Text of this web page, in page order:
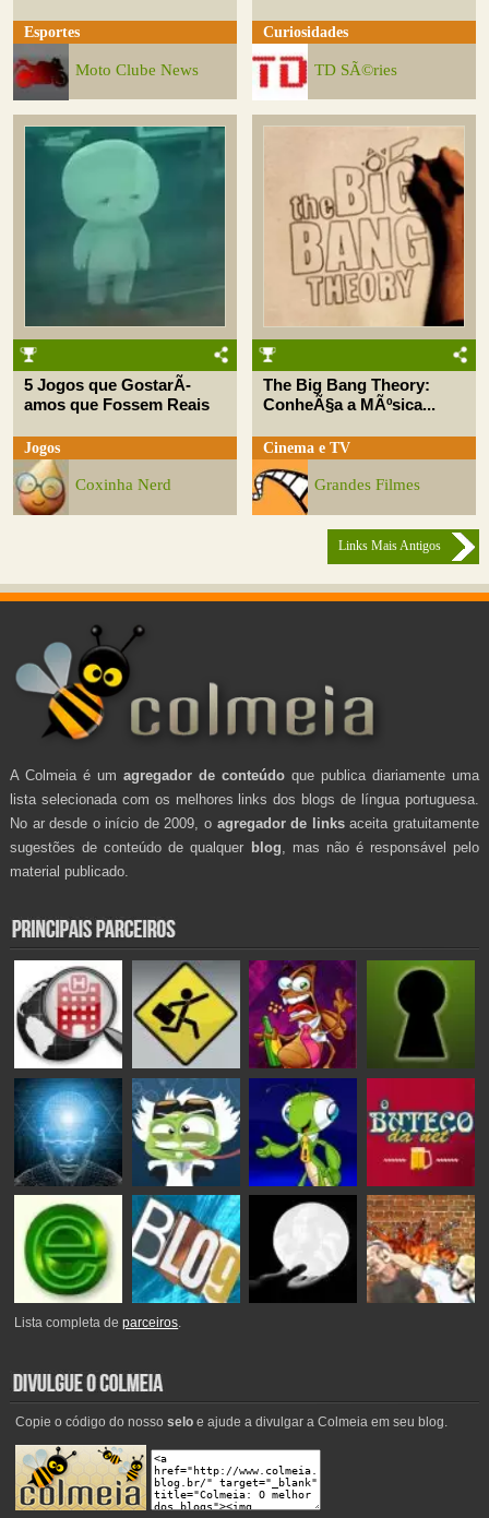
Esportes
Moto Clube News
Curiosidades
TD SÃ©ries
5 Jogos que GostarÃ­
amos que Fossem Reais
Jogos
Coxinha Nerd
The Big Bang Theory:
ConheÃ§a a MÃºsica...
Cinema e TV
Grandes Filmes
Links Mais Antigos
A Colmeia é um agregador de conteúdo que publica diariamente uma
lista selecionada com os melhores links dos blogs de língua portuguesa.
No ar desde o início de 2009, o agregador de linksaceita gratuitamente
sugestões de conteúdo de qualquer blog , mas não é responsável pelo
material publicado.
Lista completa deparceiros.
Copie o código do nosso seloe ajude a divulgar a Colmeia em seu blog.